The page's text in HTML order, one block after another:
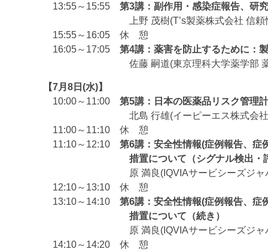
13:55～15:55 第3講：副作用・感染症報告、研
上野 茂樹(T’s製薬株式会社 信頼性保証
15:55～16:05 休 憩
16:05～17:05 第4講：薬害を防止するために：
佐藤 嗣道(東京理科大学薬学部 薬
【7月8日(水)】
10:00～11:00 第5講：日本の医薬品リスク管理
北島 行雄(イーピーエス株式会
11:00～11:10 休 憩
11:10～12:10 第6講：安全性情報(症例報告、症
措置について（シグナル検出・評
原 満良(IQVIAサービシーズジャパン合
12:10～13:10 休 憩
13:10～14:10 第6講：安全性情報(症例報告、症
措置について（続き）
原 満良(IQVIAサービシーズジャパン合
14:10～14:20 休 憩